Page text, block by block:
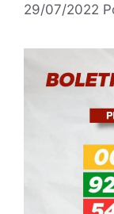
29/07/2022